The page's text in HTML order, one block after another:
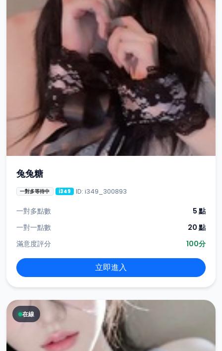
兔兔糖
一對多等待中 i349 ID: i349_300893
一對多點數
5 點
一對一點數
20 點
滿意度評分
100分
立即進入
在線